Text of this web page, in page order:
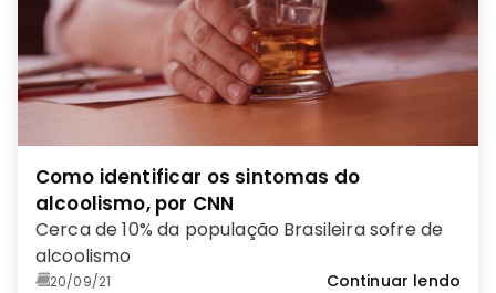
Como identificar os sintomas do
alcoolismo, por CNN
Cerca de 10% da população Brasileira sofre de
alcoolismo
20/09/21 Continuar lendo